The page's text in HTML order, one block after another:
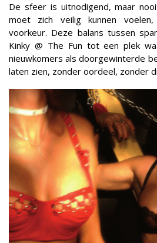
De sfeer is uitnodigend, maar
moet zich veilig kunnen
voorkeur. Deze balans tussen
Kinky @ The Fun tot een plek
nieuwkomers als doorgewinterde
laten zien, zonder oordeel, zonder